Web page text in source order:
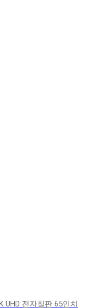
UHD 전자칠판 65인치